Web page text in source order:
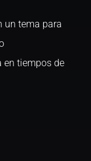
un tema para
en tiempos de